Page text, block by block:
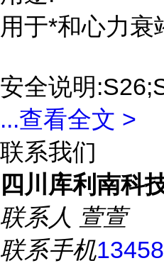
用于*和心力衰
安全说明
...查看全文 >
联系我们
四川库利南科
联系人 萱萱
联系手机